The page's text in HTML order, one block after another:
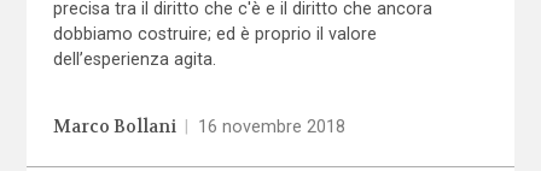
precisa tra il diritto che c'è e il diritto che ancora
dobbiamo costruire; ed è proprio il valore
dell’esperienza agita.
Marco Bollani 16 novembre 2018